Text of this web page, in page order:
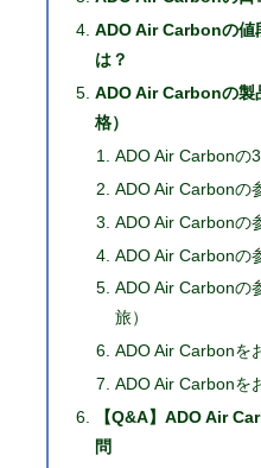
ADO Air Carbonの値
は？
ADO Air Carbonの製
格）
ADO Air Carbonの
ADO Air Carbonの
ADO Air Carbonの
ADO Air Carbonの
ADO Air Carbonの
旅）
ADO Air Carbonを
ADO Air Carbonを
【Q&A】ADO Air
問